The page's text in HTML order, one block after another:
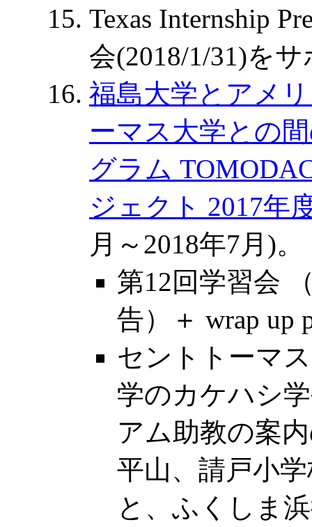
Texas Internship
会(2018/1/31)を
福島大学とアメ
ーマス大学との
グラム
ジェクト 2017年
月～2018年7月)。
第12回学習会
告）＋ wrap up
セントトーマ
学のカケハシ
アム助教の案
平山、請戸小
と、ふくしま